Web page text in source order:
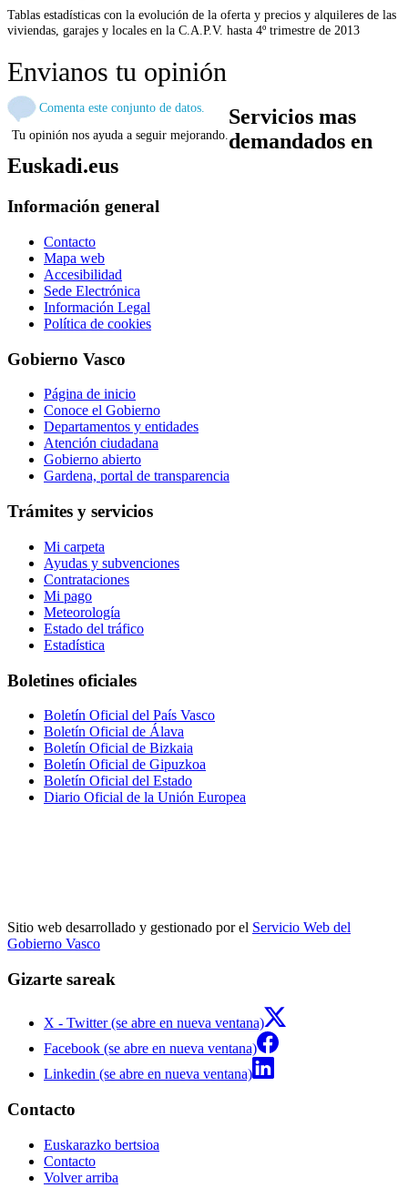
Tablas estadísticas con la evolución de la oferta y precios y alquileres de las
viviendas, garajes y locales en la C.A.P.V. hasta 4º trimestre de 2013
Envianos tu opinión
Comenta este conjunto de datos.
Tu opinión nos ayuda a seguir mejorando.
Servicios mas
demandados en
Euskadi.eus
Información general
Contacto
Mapa web
Accesibilidad
Sede Electrónica
Información Legal
Política de cookies
Gobierno Vasco
Página de inicio
Conoce el Gobierno
Departamentos y entidades
Atención ciudadana
Gobierno abierto
Gardena, portal de transparencia
Trámites y servicios
Mi carpeta
Ayudas y subvenciones
Contrataciones
Mi pago
Meteorología
Estado del tráfico
Estadística
Boletines oficiales
Boletín Oficial del País Vasco
Boletín Oficial de Álava
Boletín Oficial de Bizkaia
Boletín Oficial de Gipuzkoa
Boletín Oficial del Estado
Diario Oficial de la Unión Europea
Sitio web desarrollado y gestionado por el Servicio Web del
Gobierno Vasco
Gizarte sareak
X - Twitter (se abre en nueva ventana)
Facebook (se abre en nueva ventana)
Linkedin (se abre en nueva ventana)
Contacto
Euskarazko bertsioa
Contacto
Volver arriba